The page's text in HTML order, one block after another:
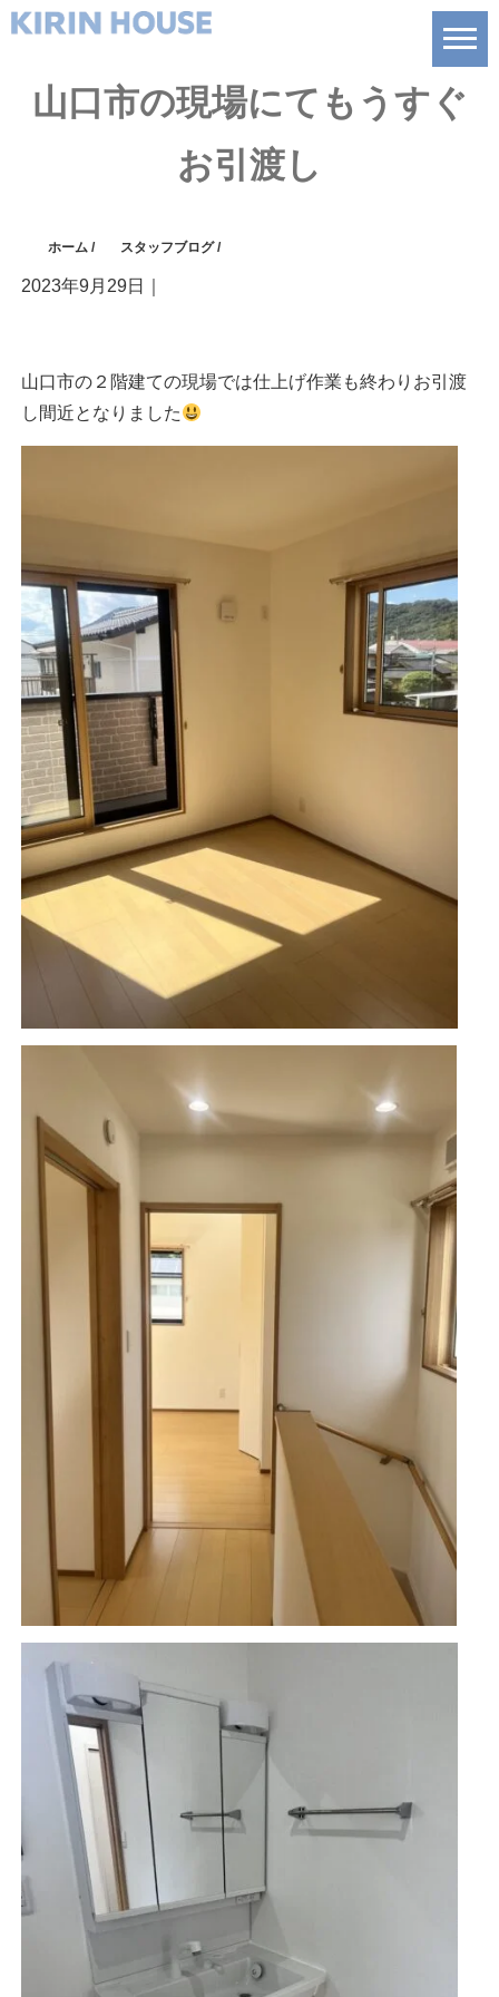
山口市の現場にてもうすぐ
お引渡し
ホーム / スタッフブログ/
2023年9月29日
山口市の２階建ての現場では仕上げ作業も終わりお引渡
し間近となりました